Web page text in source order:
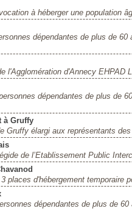
à héberger une population
dépendantes de plus de
l'Agglomération d'Annecy
dépendantes de plus de
à Gruffy
Gruffy élargi aux représentants
de l’Etablissement Public
places d'hébergement temporaire
dépendantes de plus de